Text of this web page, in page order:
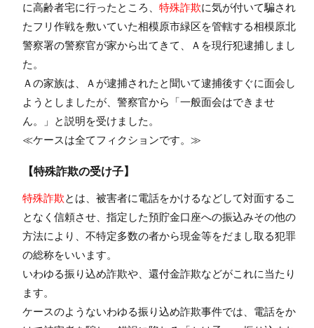
に高齢者宅に行ったところ、 特殊詐欺に気が付いて騙され
たフリ作戦を敷いていた相模原市緑区を管轄する相模原北
警察署の警察官が家から出てきて、Ａを現行犯逮捕しまし
た。
Ａの家族は、Ａが逮捕されたと聞いて逮捕後すぐに面会し
ようとしましたが、警察官から「一般面会はできませ
ん。」と説明を受けました。
≪ケースは全てフィクションです。≫
【特殊詐欺の受け子】
特殊詐欺とは、被害者に電話をかけるなどして対面するこ
となく信頼させ、指定した預貯金口座への振込みその他の
方法により、不特定多数の者から現金等をだまし取る犯罪
の総称をいいます。
いわゆる振り込め詐欺や、還付金詐欺などがこれに当たり
ます。
ケースのようないわゆる振り込め詐欺事件では、電話をか